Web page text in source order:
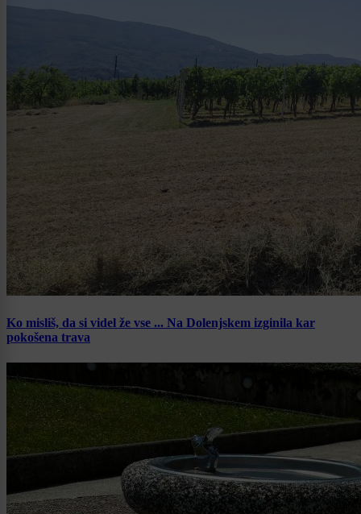
Ko misliš, da si videl že vse ... Na Dolenjskem izginila kar
pokošena trava